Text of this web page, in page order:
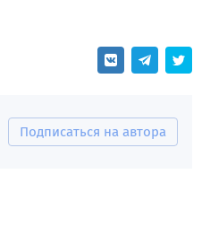
Подписаться на автора